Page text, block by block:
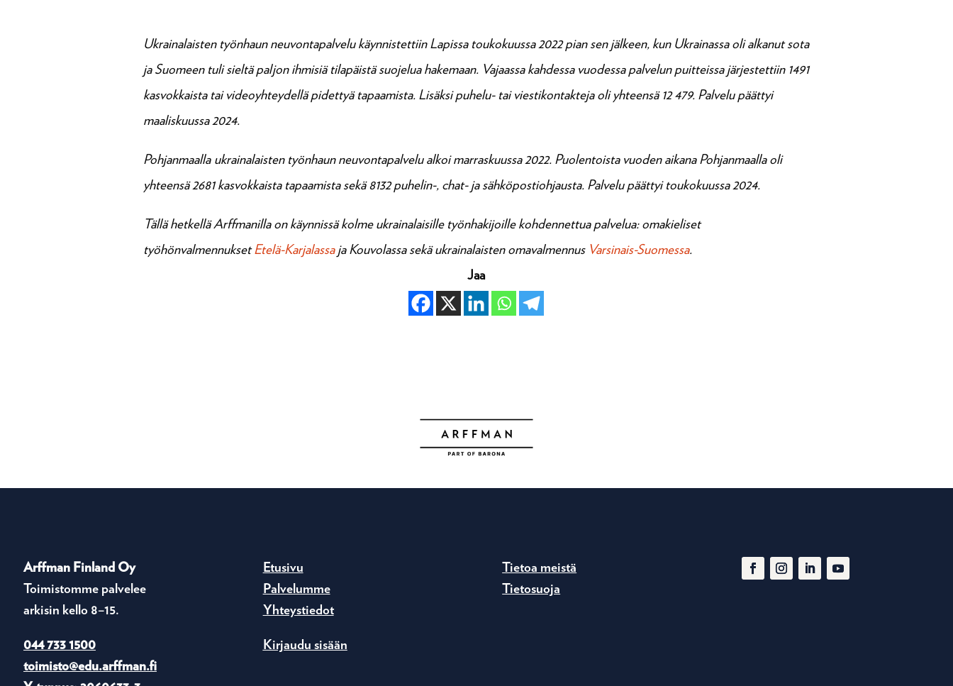
Ukrainalaisten työnhaun neuvontapalvelu käynnistettiin Lapissa toukokuussa 2022 pian sen jälkeen, kun Ukrainassa oli alkanut sota
ja Suomeen tuli sieltä paljon ihmisiä tilapäistä suojelua hakemaan. Vajaassa kahdessa vuodessa palvelun puitteissa järjestettiin 1491
kasvokkaista tai videoyhteydellä pidettyä tapaamista. Lisäksi puhelu- tai viestikontakteja oli yhteensä 12 479. Palvelu päättyi
maaliskuussa 2024.
Pohjanmaalla ukrainalaisten työnhaun neuvontapalvelu alkoi marraskuussa 2022. Puolentoista vuoden aikana Pohjanmaalla oli
yhteensä 2681 kasvokkaista tapaamista sekä 8132 puhelin-, chat- ja sähköpostiohjausta. Palvelu päättyi toukokuussa 2024.
Tällä hetkellä Arffmanilla on käynnissä kolme ukrainalaisille työnhakijoille kohdennettua palvelua: omakieliset
työhönvalmennuksetEtelä-Karjalassaja Kouvolassa sekä ukrainalaisten omavalmennus Varsinais-Suomessa.
Jaa
Arffman Finland Oy
Toimistomme palvelee
arkisin kello 8–15.
044 733 1500
toimisto@edu.arffman.fi
Etusivu
Palvelumme
Yhteystiedot
Kirjaudu sisään
Tietoa meistä
Tietosuoja